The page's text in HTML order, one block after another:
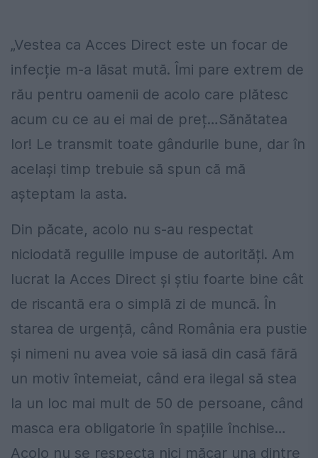
„Vestea ca Acces Direct este un focar de
infecție m-a lăsat mută. Îmi pare extrem de
rău pentru oamenii de acolo care plătesc
acum cu ce au ei mai de preț…Sănătatea
lor! Le transmit toate gândurile bune, dar în
același timp trebuie să spun că mă
așteptam la asta.
Din păcate, acolo nu s-au respectat
niciodată regulile impuse de autorități. Am
lucrat la Acces Direct și știu foarte bine cât
de riscantă era o simplă zi de muncă. În
starea de urgență, când România era pustie
și nimeni nu avea voie să iasă din casă fără
un motiv întemeiat, când era ilegal să stea
la un loc mai mult de 50 de persoane, când
masca era obligatorie în spațiile închise…
Acolo nu se respecta nici măcar una dintre